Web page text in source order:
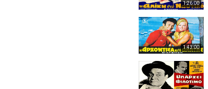
1:26:00
1:43:00